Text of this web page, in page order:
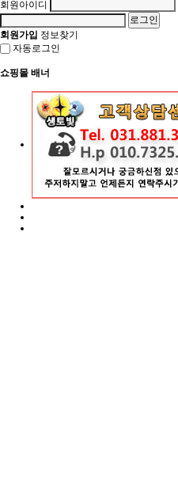
회원아이디
회원가입 정보찾기
자동로그인
쇼핑몰 배너